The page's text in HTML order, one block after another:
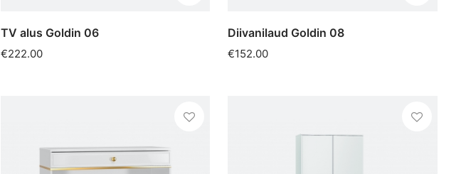
TV alus Goldin 06
€222.00
Diivanilaud Goldin 08
€152.00